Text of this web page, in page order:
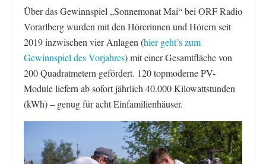
Über das Gewinnspiel „Sonnemonat Mai“ bei ORF Radio
Vorarlberg wurden mit den Hörerinnen und Hörern seit
2019 inzwischen vier Anlagen (hier geht’s zum
Gewinnspiel des Vorjahres) mit einer Gesamtfläche von
200 Quadratmetern gefördert. 120 topmoderne PV-
Module liefern ab sofort jährlich 40.000 Kilowattstunden
(kWh) – genug für acht Einfamilienhäuser.